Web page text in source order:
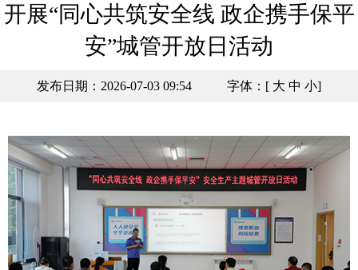
开展“同心共筑安全线 政企携手保平
安”城管开放日活动
发布日期：2026-07-03 09:54 字体：[ 大 中 小]